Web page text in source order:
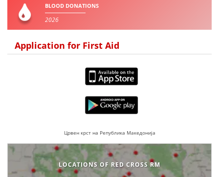
BLOOD DONATIONS
2026
Application for First Aid
Црвен крст на Република Македонија
LOCATIONS OF RED CROSS RM